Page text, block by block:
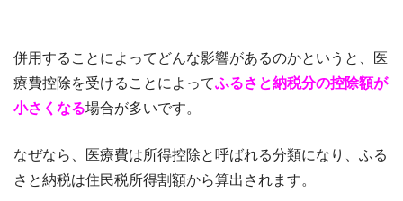
併用することによってどんな影響があるのかというと、医
療費控除を受けることによってふるさと納税分の控除額が
小さくなる場合が多いです。
なぜなら、医療費は所得控除と呼ばれる分類になり、ふる
さと納税は住民税所得割額から算出されます。